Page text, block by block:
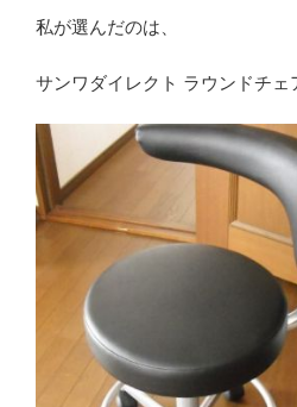
私が選んだのは、
サンワダイレクト ラウンドチェ